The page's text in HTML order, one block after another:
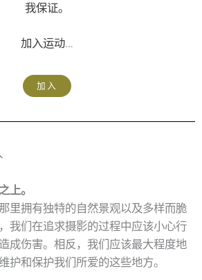
我保证。
加入运动...
加入
上。
里拥有独特的自然景观以及多样而脆
我们在追求摄影的过程中应该小心行
成伤害。相反，我们应该最大程度地
护和保护我们所爱的这些地方。